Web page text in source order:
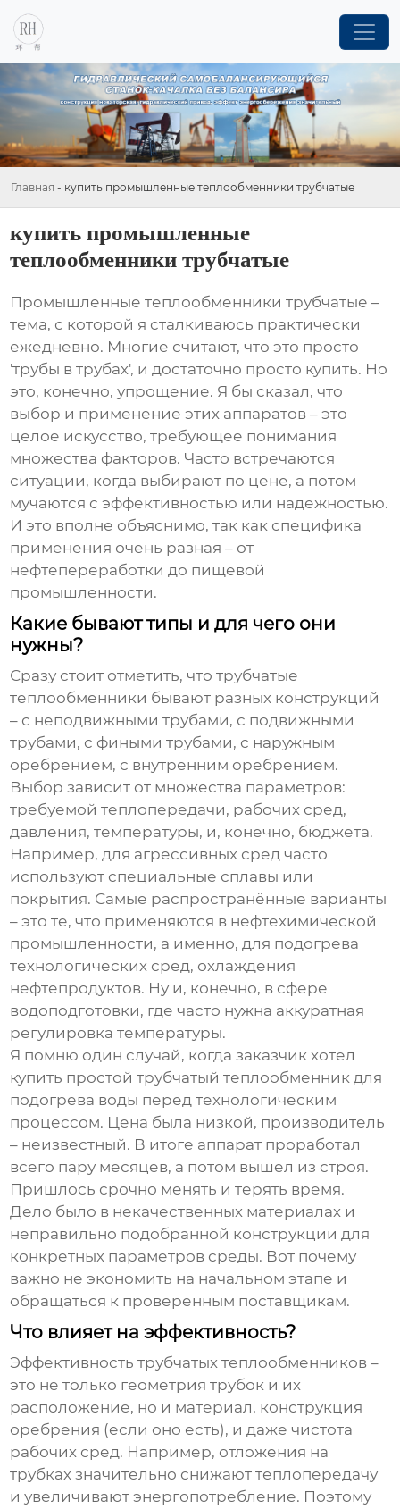
Главная - купить промышленные теплообменники трубчатые
купить промышленные
теплообменники трубчатые
Промышленные теплообменники трубчатые –
тема, с которой я сталкиваюсь практически
ежедневно. Многие считают, что это просто
'трубы в трубах', и достаточно просто купить. Но
это, конечно, упрощение. Я бы сказал, что
выбор и применение этих аппаратов – это
целое искусство, требующее понимания
множества факторов. Часто встречаются
ситуации, когда выбирают по цене, а потом
мучаются с эффективностью или надежностью.
И это вполне объяснимо, так как специфика
применения очень разная – от
нефтепереработки до пищевой
промышленности.
Какие бывают типы и для чего они
нужны?
Сразу стоит отметить, чтотрубчатые
теплообменники бывают разных конструкций
– с неподвижными трубами, с подвижными
трубами, с фиными трубами, с наружным
оребрением, с внутренним оребрением.
Выбор зависит от множества параметров:
требуемой теплопередачи, рабочих сред,
давления, температуры, и, конечно, бюджета.
Например, для агрессивных сред часто
используют специальные сплавы или
покрытия. Самые распространённые варианты
– это те, что применяются в нефтехимической
промышленности, а именно, для подогрева
технологических сред, охлаждения
нефтепродуктов. Ну и, конечно, в сфере
водоподготовки, где часто нужна аккуратная
регулировка температуры.
Я помню один случай, когда заказчик хотел
купить простойтрубчатый теплообменник для
подогрева воды перед технологическим
процессом. Цена была низкой, производитель
– неизвестный. В итоге аппарат проработал
всего пару месяцев, а потом вышел из строя.
Пришлось срочно менять и терять время.
Дело было в некачественных материалах и
неправильно подобранной конструкции для
конкретных параметров среды. Вот почему
важно не экономить на начальном этапе и
обращаться к проверенным поставщикам.
Что влияет на эффективность?
Эффективностьтрубчатых теплообменников –
это не только геометрия трубок и их
расположение, но и материал, конструкция
оребрения (если оно есть), и даже чистота
рабочих сред. Например, отложения на
трубках значительно снижают теплопередачу
и увеличивают энергопотребление. Поэтому